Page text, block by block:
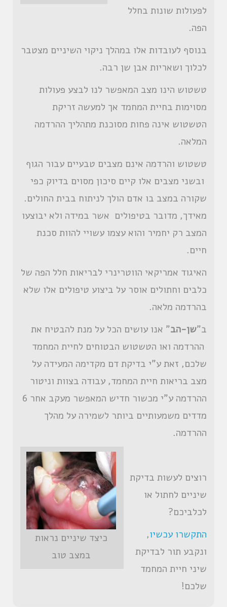
לפעולות שונות בחלל
הפה.
בנוסף לעובדות אלו במהלך ניקוי השיניים מצטבר
לכלוך ושאריות אבן שן רבה.
טשטוש הינו מצב המאפשר לנו לבצע פעולות
מסוימות בחיית המחמד אך למעשה זריקת
הטשטוש אינה פחות מסוכנת מתהליך ההרדמה
המלאה.
טשטוש והרדמה אינם מצבים טבעיים עבור הגוף
ובשני מצבים אלו קיים סיכון מסוים בדיוק כפי
שקורה במצב בו אדם הולך לניתוח בבית החולים.
מאידך, מדובר בטיפולים אשר במידה ולא יבוצעו
המצב רק יחמיר והוא עצמו עשויי להוות סכנת
חיים.
האיגוד אמריקאי הווטרינרי לבריאות חלל הפה של
כלבים וחתולים אוסר על ביצוע טיפולים אלו שלא
בהרדמה מלאה.
ב"שן-הב" אנו עושים הכל על מנת להבטיח את
ההרדמה ואו הטשטוש הבטוחים לחיית המחמד
שלכם, זאת ע"י בדיקת דם מקדימה המעידה על
מצב בריאות חיית המחמד, עבודה בצוות וניטור
ההרדמה ע"י מכשור חדיש המאפשר מעקב אחר 6
מדדים משמעותיים ביותר לשמירה על מהלך
ההרדמה.
כיצד שיניים נראות
במצב טוב
רוצים לעשות בדיקת
שיניים לחתול או
לכלביכם?
התקשרו עכשיו,
ונקבע תור לבדיקת
שיני חיית המחמד
שלכם!